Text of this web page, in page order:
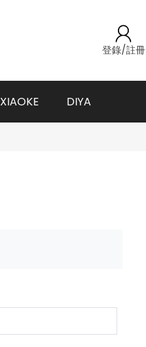
登錄/註冊
XIAOKE DIYA